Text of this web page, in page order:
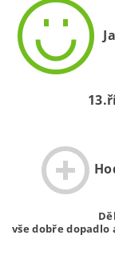
vše dobře dopadlo